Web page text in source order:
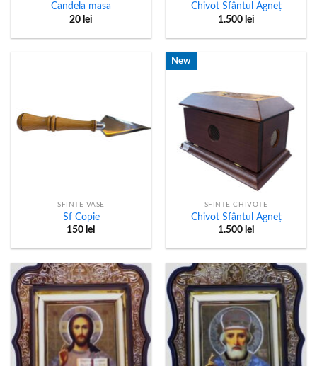
Candela masa
20 lei
Chivot Sfântul Agneț
1.500 lei
SFINTE VASE
Sf Copie
150 lei
New
SFINTE CHIVOTE
Chivot Sfântul Agneț
1.500 lei